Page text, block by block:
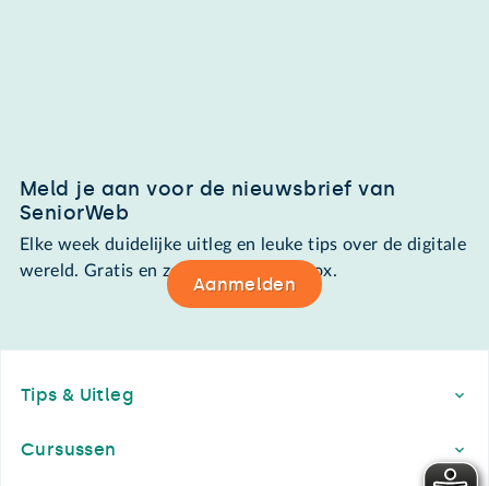
Meld je aan voor de nieuwsbrief van
SeniorWeb
Elke week duidelijke uitleg en leuke tips over de digitale
wereld. Gratis en zomaar in de mailbox.
Aanmelden
Tips & Uitleg
Cursussen